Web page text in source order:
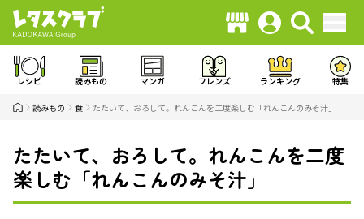
レシピ 読みもの マンガ フレンズ ランキング 特集
読みもの 食 たたいて、おろして。れんこんを二度楽しむ「れんこんのみそ汁」
たたいて、おろして。れんこんを二度
楽しむ「れんこんのみそ汁」